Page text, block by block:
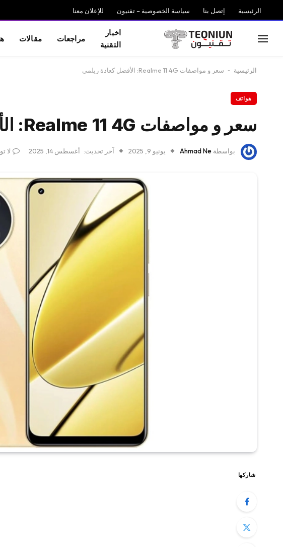
الرئيسية إتصل بنا سياسة الخصوصية – تقنيون للإعلان معنا
اخبار
التقنية
مراجعات مقالات
الرئيسية - سعر و مواصفات Realme 11 4G: الأفضل كعادة ريلمي
هواتف
سعر و مواصفات Realme 11 4G: الأفضل كعادة ريلمي
بواسطة Ahmad Ne يونيو 9, 2025 آخر تحديث: أغسطس 14, 2025 لا
شاركها